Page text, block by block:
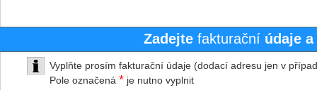
Zadejte fakturační údaje
Vyplňte prosím fakturační údaje (dodací adresu jen v
Pole označená * je nutno vyplnit